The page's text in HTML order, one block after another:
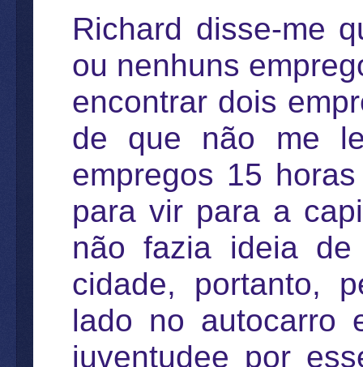
Richard disse-me
ou nenhuns
encontrar dois
de que não me
empregos 15
para vir para a
não fazia ideia
cidade, portanto,
lado no autocarro
juventudee por